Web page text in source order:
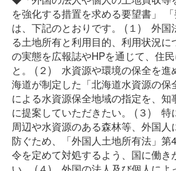
を強化する措置を求める要望書」
は、下記のとおりです。 (１) 外国
る土地所有と利用目的、利用状況に
の実態を広報誌やHPを通じて、住
と。 (２) 水資源や環境の保全を進
海道が制定した「北海道水資源の保
による水資源保全地域の指定を、知
に提案していただきたい。 (３) 特
周辺や水資源のある森林等、外国人
防ぐため、「外国人土地所有法」第
令を定めて対処するよう、国に働き